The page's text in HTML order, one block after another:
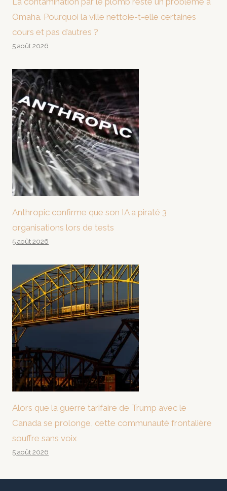
Omaha. Pourquoi la ville nettoie-t-elle certaines
cours et pas d’autres ?
5 août 2026
Anthropic confirme que son IA a piraté 3
organisations lors de tests
5 août 2026
Alors que la guerre tarifaire de Trump avec le
Canada se prolonge, cette communauté frontalière
souffre sans voix
5 août 2026